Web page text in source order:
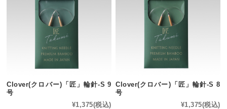
Clover(クロバー)「匠」輪針-S 9
号
¥1,375(税込)
Clover(クロバー)「匠」輪針-S 8
号
¥1,375(税込)